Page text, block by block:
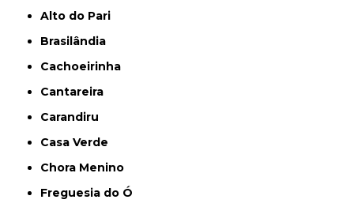
Alto do Pari
Brasilândia
Cachoeirinha
Cantareira
Carandiru
Casa Verde
Chora Menino
Freguesia do Ó